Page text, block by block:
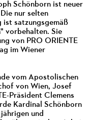
Schönborn ist neuer
nur selten
ist satzungsgemäß
vorbehalten. Sie
von PRO ORIENTE
im Wiener
vom Apostolischen
von Wien, Josef
Präsident Clemens
Kardinal Schönborn
und